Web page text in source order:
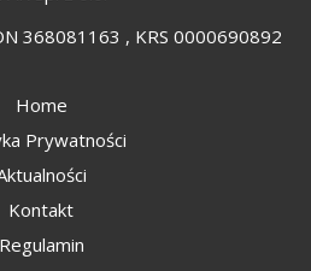
368081163 , KRS 0000690892
Home
Prywatności
Kontakt
Regulamin